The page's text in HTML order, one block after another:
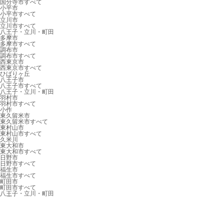
国分寺市すべて
小平市
小平市すべて
立川市
立川市すべて
八王子・立川・町田
多摩市
多摩市すべて
調布市
調布市すべて
西東京市
西東京市すべて
ひばりヶ丘
八王子市
八王子市すべて
八王子・立川・町田
羽村市
羽村市すべて
小作
東久留米市
東久留米市すべて
東村山市
東村山市すべて
久米川
東大和市
東大和市すべて
日野市
日野市すべて
福生市
福生市すべて
町田市
町田市すべて
八王子・立川・町田